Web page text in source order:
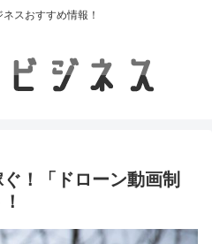
スおすすめ情報！
！「ドローン動画制